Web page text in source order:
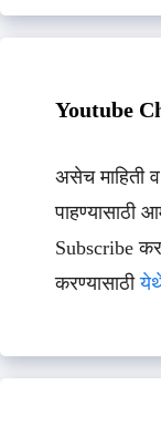
Youtube
असेच माहिती
पाहण्यासाठी
Subscribe
करण्यासाठी